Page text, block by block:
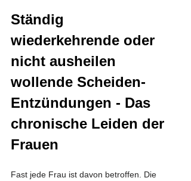
Ständig
wiederkehrende oder
nicht ausheilen
wollende Scheiden-
Entzündungen - Das
chronische Leiden der
Frauen
Fast jede Frau ist davon betroffen. Die